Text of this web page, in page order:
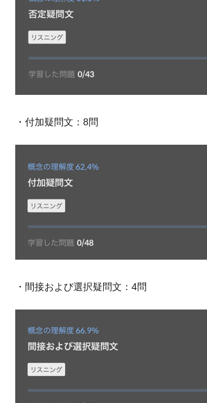
・付加疑問文：8問
・ 間接および選択疑問文：4問